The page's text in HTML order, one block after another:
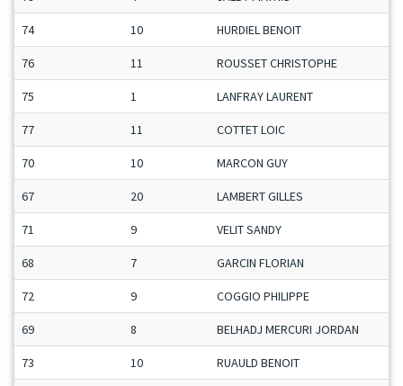
74 10 HURDIEL BENOIT
76 11 ROUSSET CHRISTOPHE
75 1 LANFRAY LAURENT
77 11 COTTET LOIC
70 10 MARCON GUY
67 20 LAMBERT GILLES
71 9 VELIT SANDY
68 7 GARCIN FLORIAN
72 9 COGGIO PHILIPPE
69 8 BELHADJ MERCURI JORDAN
73 10 RUAULD BENOIT